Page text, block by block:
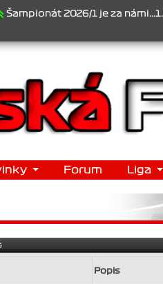
2026/1 je za námi...1.
Forum Liga
Popis